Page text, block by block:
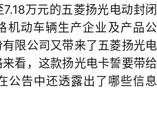
万元的五菱扬光电动封闭
机动车辆生产企业及产品公
限公司又带来了五菱扬光电
看，这款扬光电卡誓要带给
公告中还透露出了哪些信息